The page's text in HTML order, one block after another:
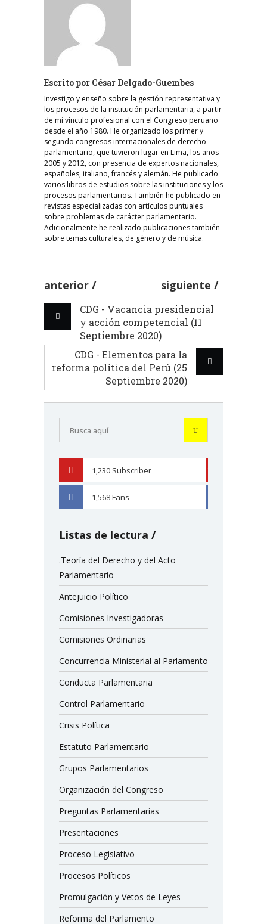
Escrito por César Delgado-Guembes
Investigo y enseño sobre la gestión representativa y
los procesos de la institución parlamentaria, a partir
de mi vínculo profesional con el Congreso peruano
desde el año 1980. He organizado los primer y
segundo congresos internacionales de derecho
parlamentario, que tuvieron lugar en Lima, los años
2005 y 2012, con presencia de expertos nacionales,
españoles, italiano, francés y alemán. He publicado
varios libros de estudios sobre las instituciones y los
procesos parlamentarios. También he publicado en
revistas especializadas con artículos puntuales
sobre problemas de carácter parlamentario.
Adicionalmente he realizado publicaciones también
sobre temas culturales, de género y de música.
anterior siguiente
CDG - Vacancia presidencial
y acción competencial (11
Septiembre 2020)
CDG - Elementos para la
reforma política del Perú (25
Septiembre 2020)
1,230 Subscriber
1,568Fans
Listas de lectura
.Teoría del Derecho y del Acto
Parlamentario
Antejuicio Político
Comisiones Investigadoras
Comisiones Ordinarias
Concurrencia Ministerial al Parlamento
Conducta Parlamentaria
Control Parlamentario
Crisis Política
Estatuto Parlamentario
Grupos Parlamentarios
Organización del Congreso
Preguntas Parlamentarias
Presentaciones
Proceso Legislativo
Procesos Políticos
Promulgación y Vetos de Leyes
Reforma del Parlamento